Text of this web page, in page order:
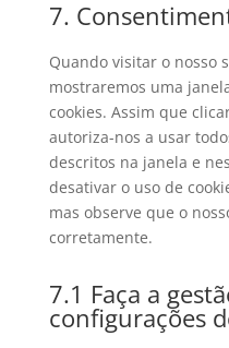
7.
Quando visitar o nosso
mostraremos uma
cookies. Assim que
autoriza-nos a usar
descritos na janela e
desativar o uso de
mas observe que o
corretamente.
7.1 Faça a
configurações